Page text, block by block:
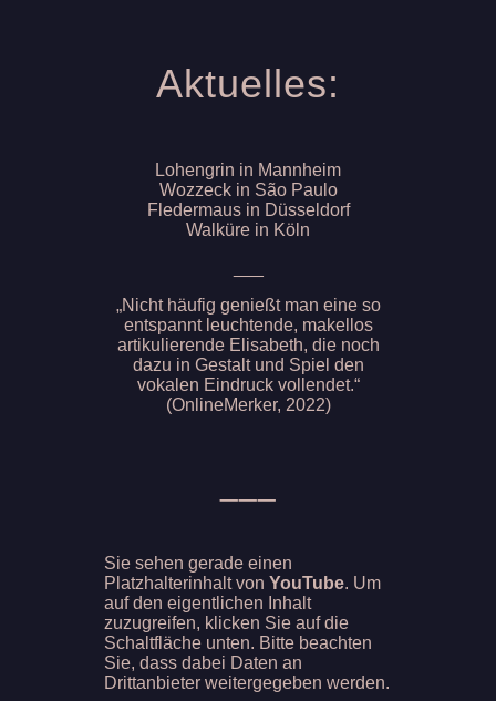
Aktuelles:
Lohengrin in Mannheim
Wozzeck in São Paulo
Fledermaus in Düsseldorf
Walküre in Köln
„Nicht häufig genießt man eine so
entspannt leuchtende, makellos
artikulierende Elisabeth, die noch
dazu in Gestalt und Spiel den
vokalen Eindruck vollendet.“
(OnlineMerker, 2022)
Sie sehen gerade einen
Platzhalterinhalt vonYouTube. Um
auf den eigentlichen Inhalt
zuzugreifen, klicken Sie auf die
Schaltfläche unten. Bitte beachten
Sie, dass dabei Daten an
Drittanbieter weitergegeben werden.